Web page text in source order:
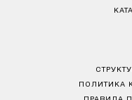
ПОЛИТИКА
ПРАВИЛА